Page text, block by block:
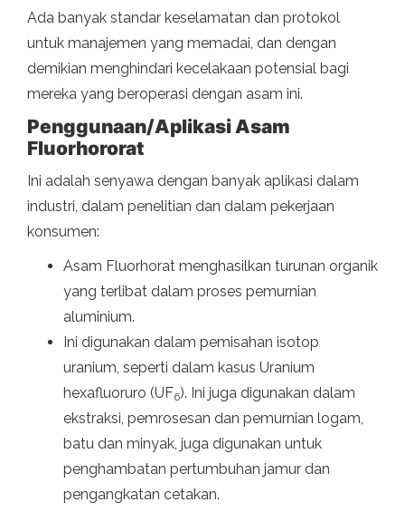
Ada banyak standar keselamatan dan protokol
untuk manajemen yang memadai, dan dengan
demikian menghindari kecelakaan potensial bagi
mereka yang beroperasi dengan asam ini.
Penggunaan/Aplikasi Asam
Fluorhororat
Ini adalah senyawa dengan banyak aplikasi dalam
industri, dalam penelitian dan dalam pekerjaan
konsumen:
Asam Fluorhorat menghasilkan turunan organik
yang terlibat dalam proses pemurnian
aluminium.
Ini digunakan dalam pemisahan isotop
uranium, seperti dalam kasus Uranium
hexafluoruro (UF6). Ini juga digunakan dalam
ekstraksi, pemrosesan dan pemurnian logam,
batu dan minyak, juga digunakan untuk
penghambatan pertumbuhan jamur dan
pengangkatan cetakan.